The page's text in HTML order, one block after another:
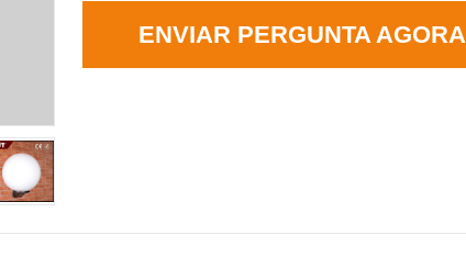
ENVIAR PERGUNTA AGORA